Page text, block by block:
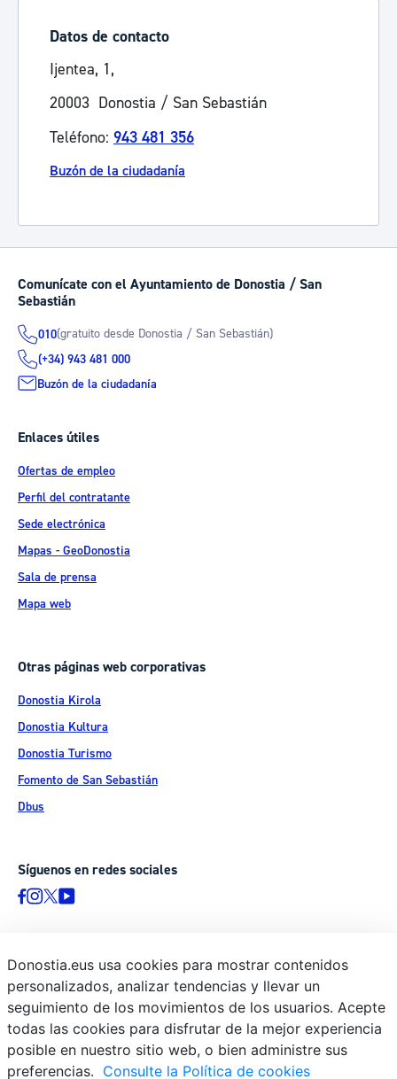
Datos de contacto
Ijentea, 1,
20003 Donostia / San Sebastián
Teléfono: 943 481 356
Buzón de la ciudadanía
Comunícate con el Ayuntamiento de Donostia / San
Sebastián
010(gratuito desde Donostia / San Sebastián)
(+34) 943 481 000
Buzón de la ciudadanía
Enlaces útiles
Ofertas de empleo
Perfil del contratante
Sede electrónica
Mapas - GeoDonostia
Sala de prensa
Mapa web
Otras páginas web corporativas
Donostia Kirola
Donostia Kultura
Donostia Turismo
Fomento de San Sebastián
Dbus
Síguenos en redes sociales
© Donostiako Udala - Ayuntamiento de Donostia / San Sebastián
Ijentea 1, 20003 Donostia / San Sebastián
Aviso legal
Política de privacidad
Política de cookies
Donostia.eus usa cookies para mostrar contenidos
personalizados, analizar tendencias y llevar un
seguimiento de los movimientos de los usuarios. Acepte
todas las cookies para disfrutar de la mejor experiencia
posible en nuestro sitio web, o bien administre sus
preferencias. Consulte la Política de cookies